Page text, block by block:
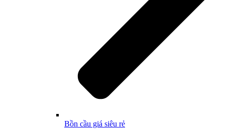
Bồn cầu giá siêu rẻ